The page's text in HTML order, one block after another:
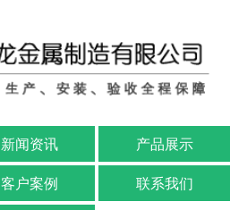
新闻资讯
产品展示
客户案例
联系我们